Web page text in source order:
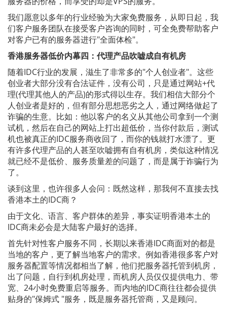
我们愿意以多年的行业经验为大家免费服务，从即日起，我
们客户服务团队在接受客户咨询的同时，可全免费帮助客户
对客户已有的服务器进行"全面体检"。
香港服务器低价内幕四：代理产品吹嘘成自有机房
随着IDC行业的发展，滋生了非常多的"个人创业者"。这些
创业者大部分没有合法证件，没有公司，只是通过网站+代
理(代理其他人的产品)的形式得以生存。我们相信大部分个
人创业者是好的，但有部分思想恶劣之人，通过网络做起了
诈骗的生意。比如：他以客户的名义从其他公司拿到一个测
试机，然后在自己的网站上打出超低价，当你付款后，测试
机也被真正的IDC服务商收回了，而你的钱就打水漂了。更
有许多代理产品的人甚至吹嘘拥有自有机房，类似这种情况
就已经不是低价、服务质量差的问题了，而是属于诈骗行为
了。
谈到这里，也许很多人会问：既然这样，那我何不直接去找
香港本土的IDC商？
由于文化、语言、客户群体的差异，事实证明香港本土的
IDC商未必会是大陆客户最好的选择。
首先针对性客户服务不同，长期以来香港IDC商面对的都是
当地的客户，更了解当地客户的需求。例如香港很多客户对
服务器配置等情况都相当了解，他们把服务器托管到机房，
出了问题，自行到机房处理，而机房人员仅仅提供电力、带
宽、24小时免费重启等服务。而内地的IDC商往往都会提供
贴身的"保姆式 "服务，既是服务器托管商，又是顾问。